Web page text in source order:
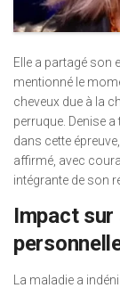
Elle a partagé son
mentionné le
cheveux due à la
perruque. Denise
dans cette
affirmé, avec
intégrante de son
Impact
La maladie a